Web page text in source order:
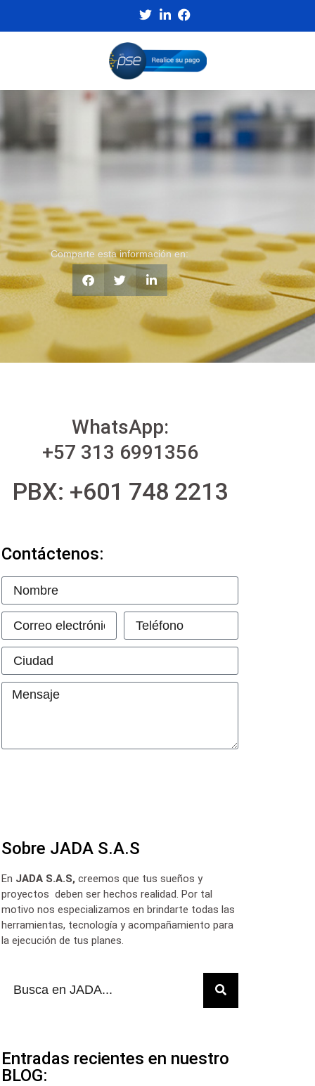
Comparte esta información en:
WhatsApp:
+57 313 6991356
PBX: +601 748 2213
Contáctenos:
Sobre JADA S.A.S
En JADA S.A.S, creemos que tus sueños y
proyectos deben ser hechos realidad. Por tal
motivo nos especializamos en brindarte todas las
herramientas, tecnología y acompañamiento para
la ejecución de tus planes.
Entradas recientes en nuestro
BLOG: